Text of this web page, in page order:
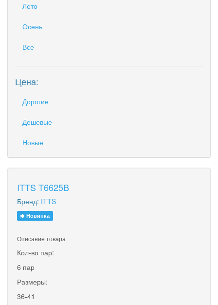
Лето
Осень
Все
Цена:
Дорогие
Дешевые
Новые
ITTS T6625B
Бренд: ITTS
Новинка
Описание товара
Кол-во пар:
6 пар
Размеры:
36-41